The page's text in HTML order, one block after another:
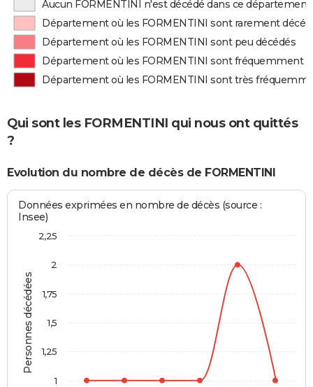
Aucun FORMENTINI n'est décédé dans ce département
Département où les FORMENTINI sont rarement
Département où les FORMENTINI sont peu décédés
Département où les FORMENTINI sont fréquemment
Département où les FORMENTINI sont très
Qui sont les FORMENTINI qui nous ont quittés
?
Evolution du nombre de décès de FORMENTINI
Personnes décédées
Données exprimées en nombre de décès (source :
Insee)
1
1,25
1,5
1,75
2
2,25